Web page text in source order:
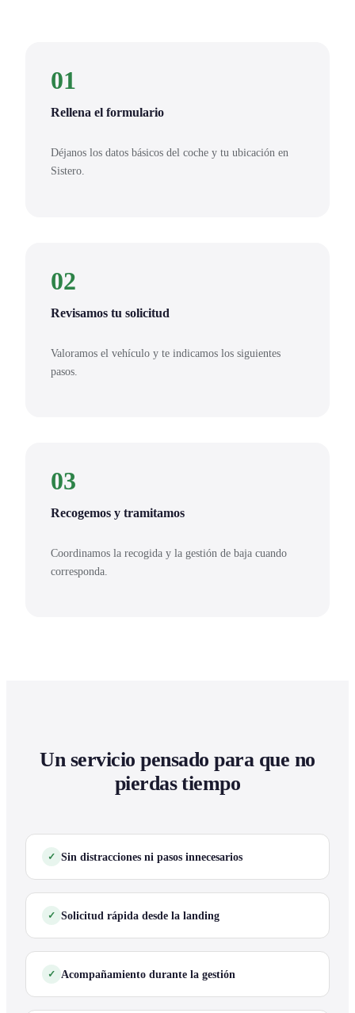
01
Rellena el formulario
Déjanos los datos básicos del coche y tu ubicación en
Sistero.
02
Revisamos tu solicitud
Valoramos el vehículo y te indicamos los siguientes
pasos.
03
Recogemos y tramitamos
Coordinamos la recogida y la gestión de baja cuando
corresponda.
Un servicio pensado para que no
pierdas tiempo
Sin distracciones ni pasos innecesarios
Solicitud rápida desde la landing
Acompañamiento durante la gestión